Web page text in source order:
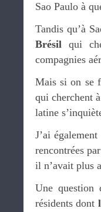
Sao Paulo à
Tandis qu’à
Brésil qui
compagnies
Mais si on se
qui cherchent
latine
J’ai
rencontrées
il n’avait plus
Une question
résidents dont